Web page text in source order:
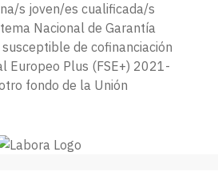
s joven/es cualificada/s
Nacional de Garantía
de cofinanciación
Europeo Plus (FSE+) 2021-
fondo de la Unión